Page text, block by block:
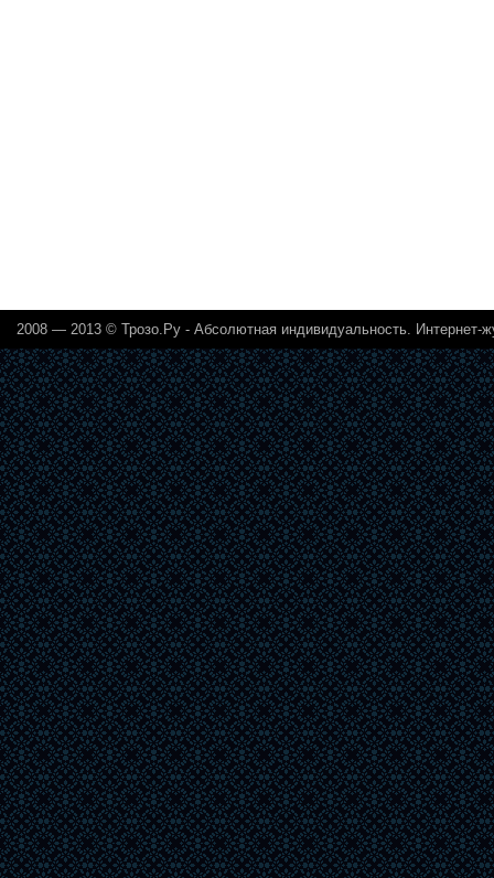
2008 — 2013 © Трозо.Ру - Абсолютная индивидуальность. Интернет-